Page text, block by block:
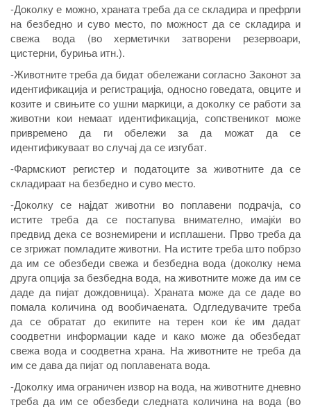
-Доколку е можно, храната треба да се складира и префрли
на безбедно и суво место, по можност да се складира и
свежа вода (во херметички затворени резервоари,
цистерни, буриња итн.).
-Животните треба да бидат обележани согласно Законот за
идентификација и регистрација, односно говедата, овците и
козите и свињите со ушни маркици, а доколку се работи за
животни кои немаат идентификација, сопственикот може
привремено да ги обележи за да можат да се
идентификуваат во случај да се изгубат.
-Фармскиот регистер и податоците за животните да се
складираат на безбедно и суво место.
-Доколку се најдат животни во поплавени подрачја, со
истите треба да се постапува внимателно, имајќи во
предвид дека се вознемирени и исплашени. Прво треба да
се згрижат помладите животни. На истите треба што побрзо
да им се обезбеди свежа и безбедна вода (доколку нема
друга опција за безбедна вода, на животните може да им се
даде да пијат дождовница). Храната може да се даде во
помала количина од вообичаената. Одгледувачите треба
да се обратат до екипите на терен кои ќе им дадат
соодветни информации каде и како може да обезбедат
свежа вода и соодветна храна. На животните не треба да
им се дава да пијат од поплавената вода.
-Доколку има ограничен извор на вода, на животните дневно
треба да им се обезбеди следната количина на вода (во